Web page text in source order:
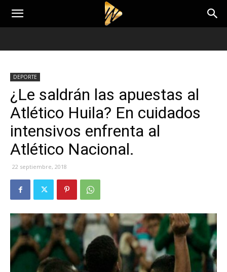
DEPORTE
¿Le saldrán las apuestas al
Atlético Huila? En cuidados
intensivos enfrenta al
Atlético Nacional.
22 septiembre, 2018